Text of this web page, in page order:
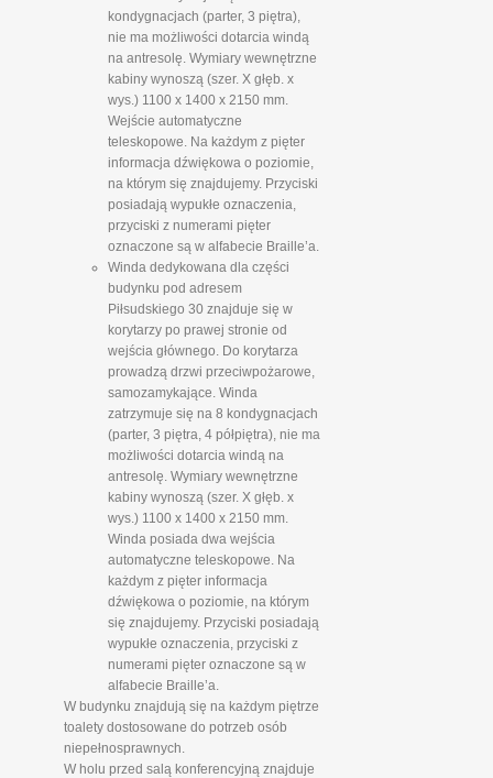
kondygnacjach (parter, 3 piętra),
nie ma możliwości dotarcia windą
na antresolę. Wymiary wewnętrzne
kabiny wynoszą (szer. X głęb. x
wys.) 1100 x 1400 x 2150 mm.
Wejście automatyczne
teleskopowe. Na każdym z pięter
informacja dźwiękowa o poziomie,
na którym się znajdujemy. Przyciski
posiadają wypukłe oznaczenia,
przyciski z numerami pięter
oznaczone są w alfabecie Braille’a.
Winda dedykowana dla części
budynku pod adresem
Piłsudskiego 30 znajduje się w
korytarzy po prawej stronie od
wejścia głównego. Do korytarza
prowadzą drzwi przeciwpożarowe,
samozamykające. Winda
zatrzymuje się na 8 kondygnacjach
(parter, 3 piętra, 4 półpiętra), nie ma
możliwości dotarcia windą na
antresolę. Wymiary wewnętrzne
kabiny wynoszą (szer. X głęb. x
wys.) 1100 x 1400 x 2150 mm.
Winda posiada dwa wejścia
automatyczne teleskopowe. Na
każdym z pięter informacja
dźwiękowa o poziomie, na którym
się znajdujemy. Przyciski posiadają
wypukłe oznaczenia, przyciski z
numerami pięter oznaczone są w
alfabecie Braille’a.
W budynku znajdują się na każdym piętrze
toalety dostosowane do potrzeb osób
niepełnosprawnych.
W holu przed salą konferencyjną znajduje